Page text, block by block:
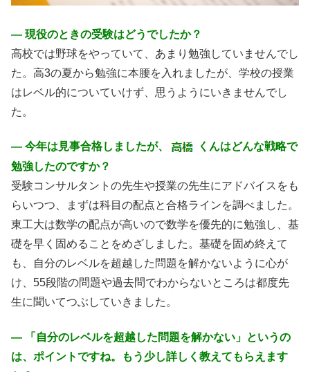
― 現役のときの受験はどうでしたか？
高校では野球をやっていて、あまり勉強していませんでし
た。高3の夏から勉強に本腰を入れましたが、学校の授業
はレベル的についていけず、思うようにいきませんでし
た。
― 今年は見事合格しましたが、
くんはどんな戦略で
勉強したのですか？
受験コンサルタントの先生や授業の先生にアドバイスをも
らいつつ、まずは科目の配点と合格ラインを調べました。
東工大は数学の配点が高いので数学を優先的に勉強し、基
礎を早く固めることをめざしました。基礎を固め終えて
も、自分のレベルを超越した問題を解かないように心が
け、55段階の問題や過去問でわからないところは都度先
生に聞いてつぶしていきました。
― 「自分のレベルを超越した問題を解かない」というの
は、ポイントですね。もう少し詳しく教えてもらえます